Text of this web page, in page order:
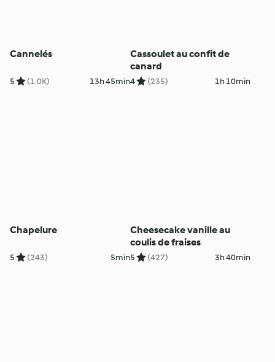
Cannelés
5 (1.0K) 13h 45min
Cassoulet au confit de
canard
4 (235) 1h 10min
Chapelure
5 (243) 5min
Cheesecake vanille au
coulis de fraises
5 (427) 3h 40min